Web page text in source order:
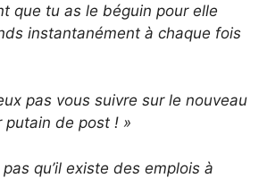
que tu as le béguin pour elle
instantanément à chaque fois
pas vous suivre sur le nouveau
putain de post ! »
qu’il existe des emplois à